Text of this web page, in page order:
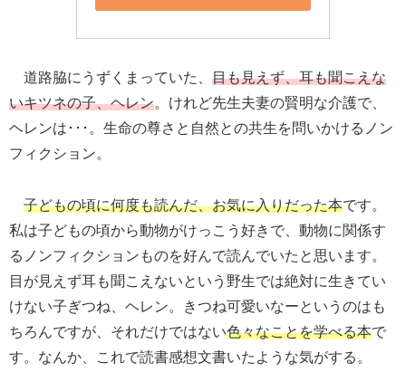
道路脇にうずくまっていた、 目も見えず、耳も聞こえな
いキツネの子、ヘレン。けれど先生夫妻の賢明な介護で、
ヘレンは･･･。生命の尊さと自然との共生を問いかけるノン
フィクション。
子どもの頃に何度も読んだ、お気に入りだった本です。
私は子どもの頃から動物がけっこう好きで、動物に関係す
るノンフィクションものを好んで読んでいたと思います。
目が見えず耳も聞こえないという野生では絶対に生きてい
けない子ぎつね、ヘレン。きつね可愛いなーというのはも
ちろんですが、それだけではない色々なことを学べる本で
す。なんか、これで読書感想文書いたような気がする。